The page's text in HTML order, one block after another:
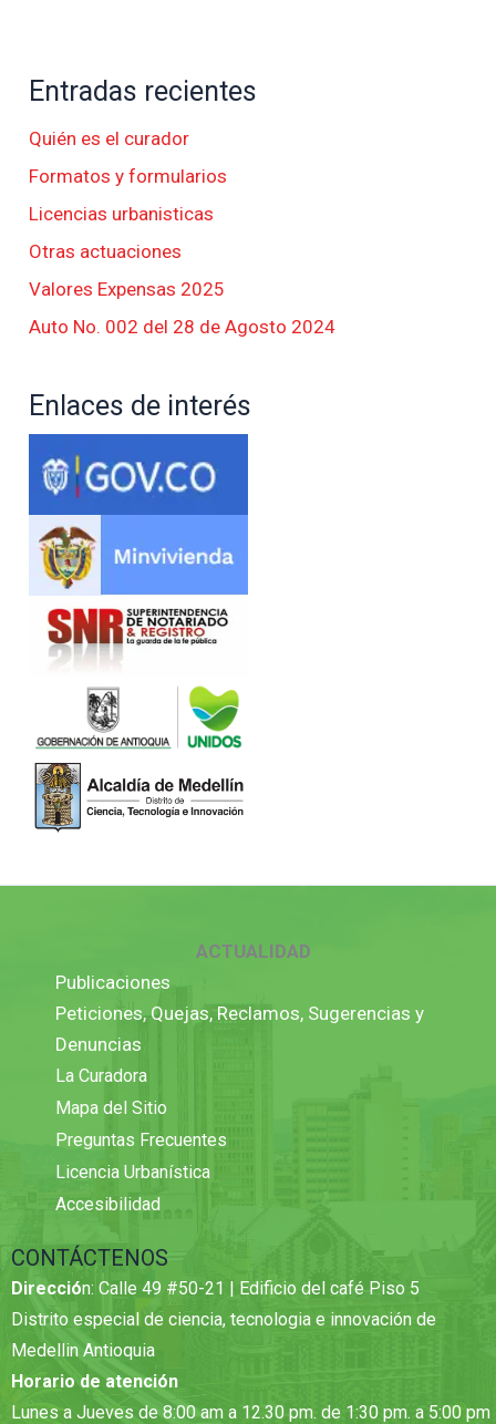
Entradas recientes
Quién es el curador
Formatos y formularios
Licencias urbanisticas
Otras actuaciones
Valores Expensas 2025
Auto No. 002 del 28 de Agosto 2024
Enlaces de interés
ACTUALIDAD
Publicaciones
Peticiones, Quejas, Reclamos, Sugerencias y
Denuncias
La Curadora
Mapa del Sitio
Preguntas Frecuentes
Licencia Urbanística
Accesibilidad
CONTÁCTENOS
Dirección: Calle 49 #50-21 | Edificio del café Piso 5
Distrito especial de ciencia, tecnologia e innovación de
Medellin Antioquia
Horario de atención
Lunes a Jueves de 8:00 am a 12.30 pm. de 1:30 pm. a 5:00 pm